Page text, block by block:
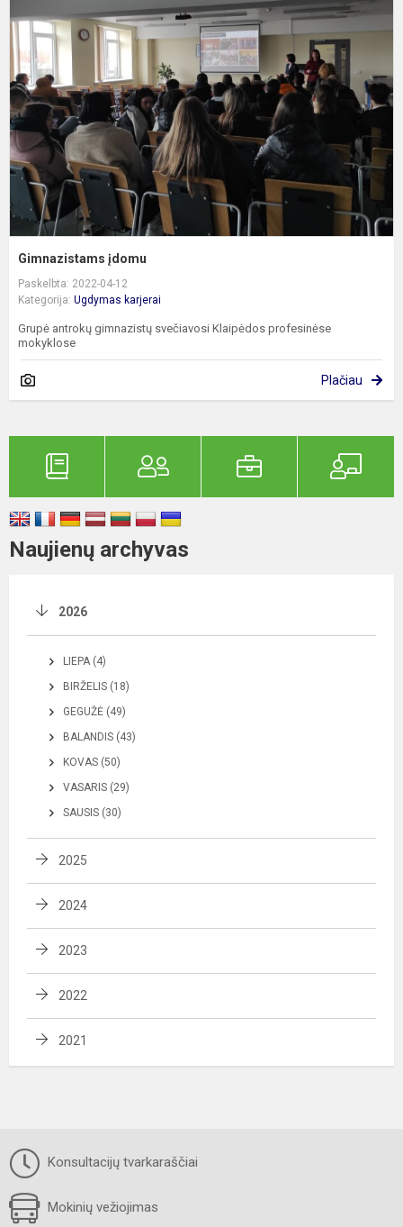
Gimnazistams įdomu
Paskelbta: 2022-04-12
Kategorija: Ugdymas karjerai
Grupė antrokų gimnazistų svečiavosi Klaipėdos profesinėse
mokyklose
Plačiau
Naujienų archyvas
2026
LIEPA (4)
BIRŽELIS (18)
GEGUŽĖ (49)
BALANDIS (43)
KOVAS (50)
VASARIS (29)
SAUSIS (30)
2025
2024
2023
2022
2021
Konsultacijų tvarkaraščiai
Mokinių vežiojimas